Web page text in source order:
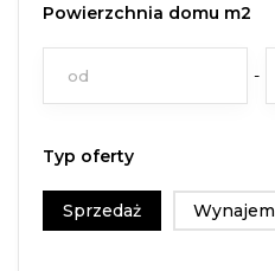
Powierzchnia domu m2
Typ oferty
Sprzedaż Wynajem